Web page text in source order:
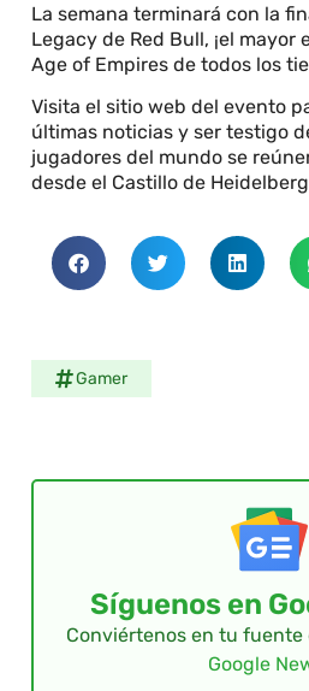
La semana terminará con la
Legacy de Red Bull, ¡el
Age of Empires de todos los
Visita el sitio web del evento
últimas noticias y ser testigo
jugadores del mundo se
desde el Castillo de
Gamer
Síguenos en
Conviértenos en tu
Google